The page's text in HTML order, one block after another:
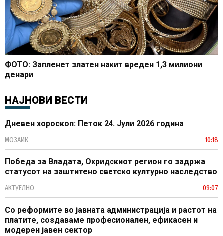
ФОТО: Запленет златен накит вреден 1,3 милиони
денари
НАЈНОВИ ВЕСТИ
Дневен хороскоп: Петок 24. Јули 2026 година
МОЗАИК 10:18
Победа за Владата, Охридскиот регион го задржа
статусот на заштитено светско културно наследство
АКТУЕЛНО 09:07
Со реформите во јавната администрација и растот на
платите, создаваме професионален, ефикасен и
модерен јавен сектор